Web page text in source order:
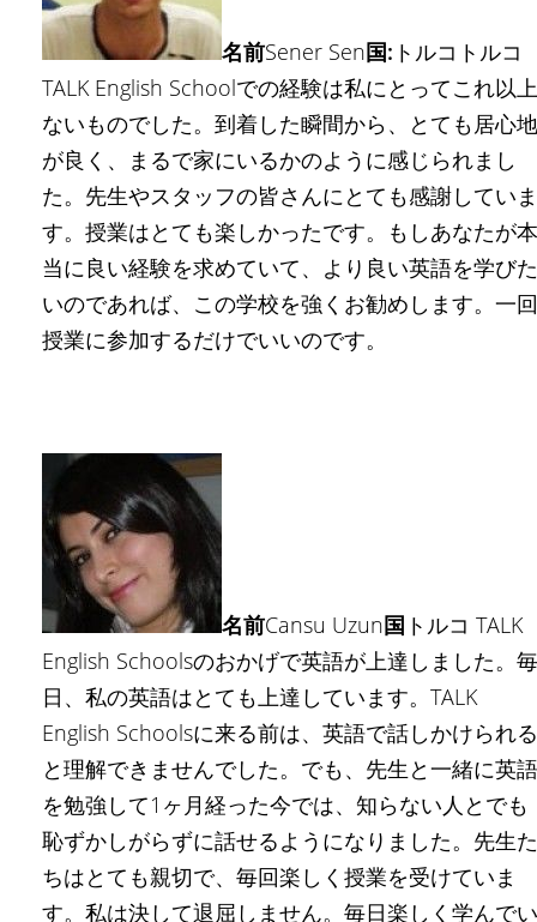
名前Sener Sen国: トルコトルコ
TALK English Schoolでの経験は私にとってこれ以上
ないものでした。到着した瞬間から、とても居心地
が良く、まるで家にいるかのように感じられまし
た。先生やスタッフの皆さんにとても感謝していま
す。授業はとても楽しかったです。もしあなたが本
当に良い経験を求めていて、より良い英語を学びた
いのであれば、この学校を強くお勧めします。一回
授業に参加するだけでいいのです。
名前Cansu Uzun国 トルコ TALK
English Schoolsのおかげで英語が上達しました。毎
日、私の英語はとても上達しています。TALK
English Schoolsに来る前は、英語で話しかけられる
と理解できませんでした。でも、先生と一緒に英語
を勉強して1ヶ月経った今では、知らない人とでも
恥ずかしがらずに話せるようになりました。先生た
ちはとても親切で、毎回楽しく授業を受けていま
す。私は決して退屈しません。毎日楽しく学んでい